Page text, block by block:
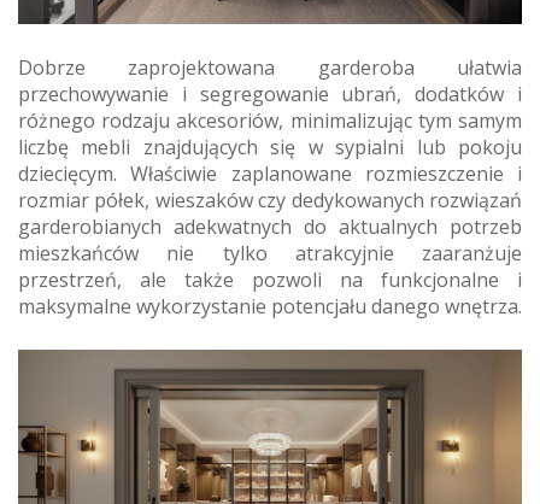
Dobrze zaprojektowana garderoba ułatwia
przechowywanie i segregowanie ubrań, dodatków i
różnego rodzaju akcesoriów, minimalizując tym samym
liczbę mebli znajdujących się w sypialni lub pokoju
dziecięcym. Właściwie zaplanowane rozmieszczenie i
rozmiar półek, wieszaków czy dedykowanych rozwiązań
garderobianych adekwatnych do aktualnych potrzeb
mieszkańców nie tylko atrakcyjnie zaaranżuje
przestrzeń, ale także pozwoli na funkcjonalne i
maksymalne wykorzystanie potencjału danego wnętrza.